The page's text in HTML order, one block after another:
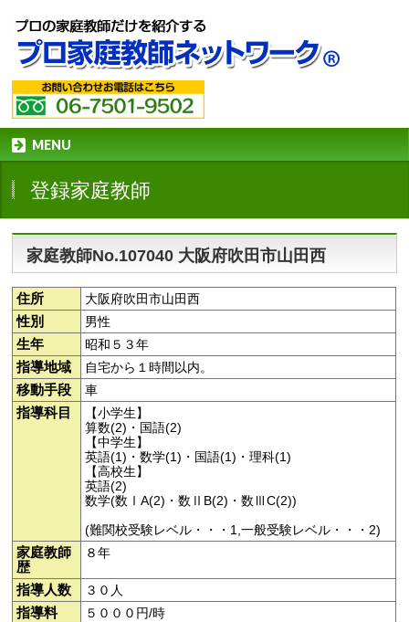
MENU
登録家庭教師
家庭教師No.107040 大阪府吹田市山田西
住所 大阪府吹田市山田西
性別 男性
生年 昭和５３年
指導地域 自宅から１時間以内。
移動手段 車
指導科目
【小学生】
算数(2)・国語(2)
【中学生】
英語(1)・数学(1)・国語(1)・理科(1)
【高校生】
英語(2)
数学(数ⅠA(2)・数ⅡB(2)・数ⅢC(2))
(難関校受験レベル・・・1,一般受験レベル・・・2)
家庭教師
歴
８年
指導人数 ３０人
指導料 ５０００円/時